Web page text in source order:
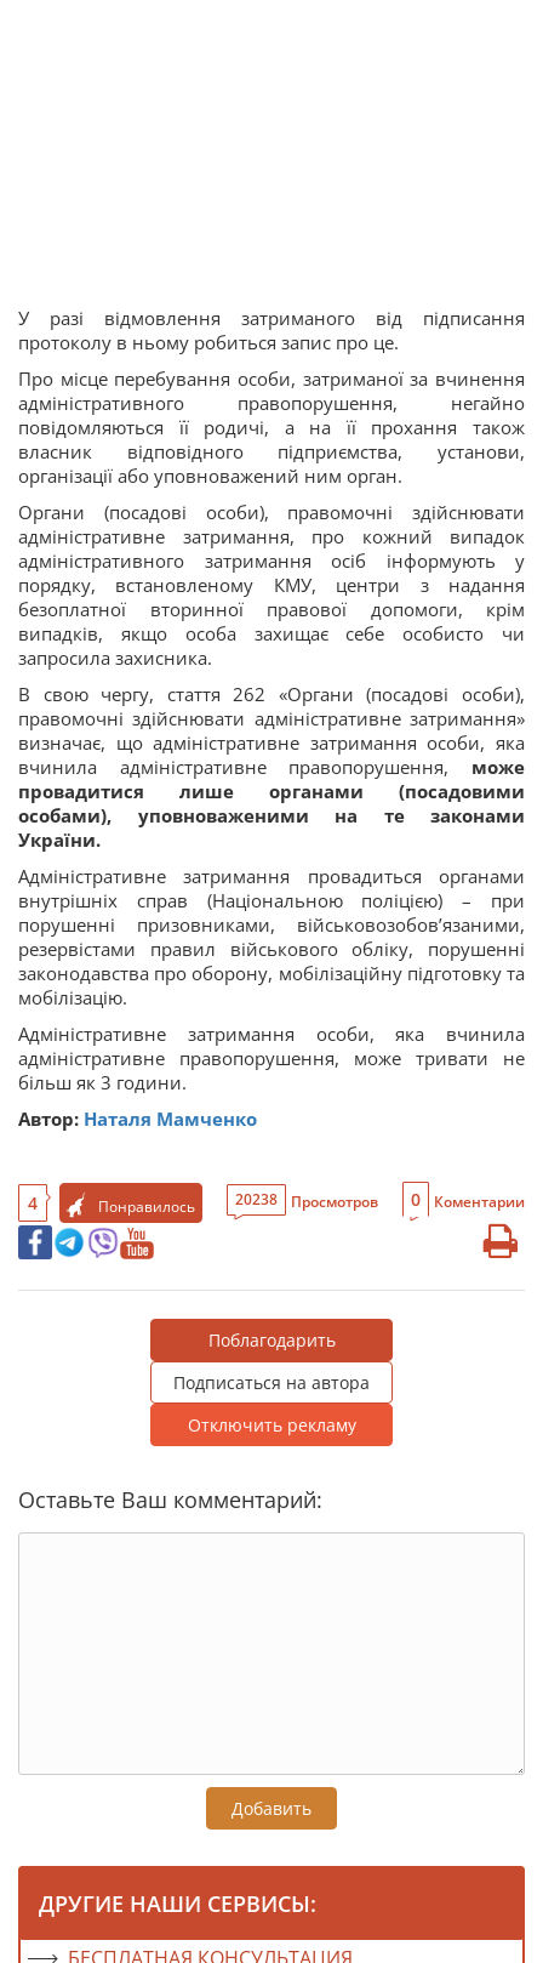
У разі відмовлення затриманого від підписання
протоколу в ньому робиться запис про це.
Про місце перебування особи, затриманої за вчинення
адміністративного правопорушення, негайно
повідомляються її родичі, а на її прохання також
власник відповідного підприємства, установи,
організації або уповноважений ним орган.
Органи (посадові особи), правомочні здійснювати
адміністративне затримання, про кожний випадок
адміністративного затримання осіб інформують у
порядку, встановленому КМУ, центри з надання
безоплатної вторинної правової допомоги, крім
випадків, якщо особа захищає себе особисто чи
запросила захисника.
В свою чергу, стаття 262 «Органи (посадові особи),
правомочні здійснювати адміністративне затримання»
визначає, що адміністративне затримання особи, яка
вчинила адміністративне правопорушення, може
провадитися лише органами (посадовими
особами), уповноваженими на те законами
України.
Адміністративне затримання провадиться органами
внутрішніх справ (Національною поліцією) – при
порушенні призовниками, військовозобов’язаними,
резервістами правил військового обліку, порушенні
законодавства про оборону, мобілізаційну підготовку та
мобілізацію.
Адміністративне затримання особи, яка вчинила
адміністративне правопорушення, може тривати не
більш як 3 години.
Автор: Наталя Мамченко
4 Понравилось 20238 Просмотров 0 Коментарии
Поблагодарить
Подписаться на автора
Отключить рекламу
Оставьте Ваш комментарий:
Добавить
ДРУГИЕ НАШИ СЕРВИСЫ: